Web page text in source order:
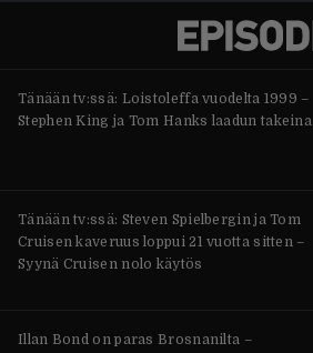
Tänään tv:ssä: Loistoleffa vuodelta 1999 –
Stephen King ja Tom Hanks laadun takeina
Tänään tv:ssä: Steven Spielbergin ja Tom
Cruisen kaveruus loppui 21 vuotta sitten –
Syynä Cruisen nolo käytös
Illan Bond on paras Brosnanilta –